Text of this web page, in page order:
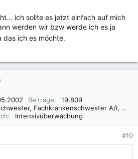
ich sollte es jetzt einfach auf mich
werden wir bzw werde ich es ja
ich es möchte.
Beiträge
19.809
Krankenschwester, Fachkrankenschwester A/I, Praxisbegleiter Basale Stimulation
Intensivüberwachung
#10